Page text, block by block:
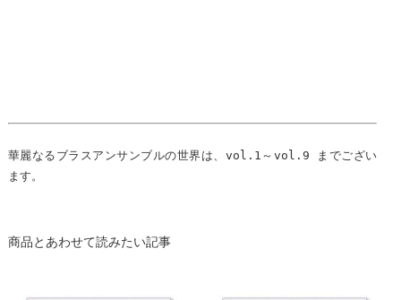
華麗なるブラスアンサンブルの世界は、vol.1～vol.9 までござい
ます。
商品とあわせて読みたい記事